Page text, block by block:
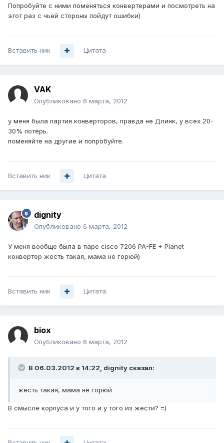
Попробуйте с ними поменяться конвертерами и посмотреть на
этот раз с чьей стороны пойдут ошибки)
Вставить ник Цитата
VAK
Опубликовано 6 марта, 2012
у меня была партия конверторов, правда не Длинк, у всех 20-
30% потерь.
поменяйте на другие и попробуйте.
Вставить ник Цитата
dignity
Опубликовано 6 марта, 2012
У меня вообще была в паре cisco 7206 PA-FE + Planet
конвертер жесть такая, мама не горюй)
Вставить ник Цитата
biox
Опубликовано 6 марта, 2012
В 06.03.2012 в 14:22, dignity сказал:
жесть такая, мама не горюй
В смысле корпуса и у того и у того из жести? =)